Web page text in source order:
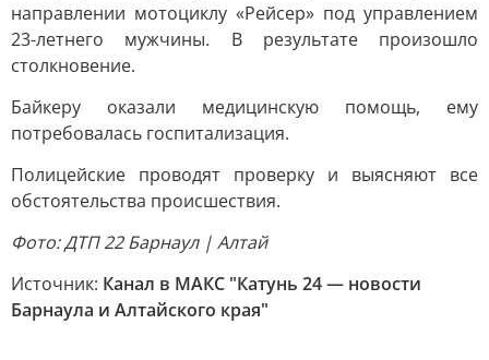
направлении мотоциклу «Рейсер» под управлением
23-летнего мужчины. В результате произошло
столкновение.
Байкеру оказали медицинскую помощь, ему
потребовалась госпитализация.
Полицейские проводят проверку и выясняют все
обстоятельства происшествия.
Фото: ДТП 22 Барнаул | Алтай
Источник: Канал в МАКС "Катунь 24 — новости
Барнаула и Алтайского края"